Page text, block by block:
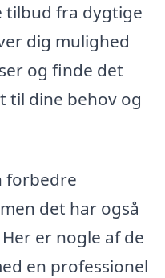
fra dygtige
dig mulighed
og finde det
til dine behov og
forbedre
det har også
er nogle af de
en professionel